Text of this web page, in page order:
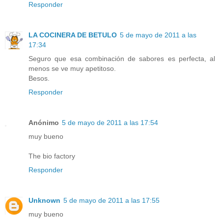
Responder
LA COCINERA DE BETULO 5 de mayo de 2011 a las
17:34
Seguro que esa combinación de sabores es perfecta, al
menos se ve muy apetitoso.
Besos.
Responder
Anónimo 5 de mayo de 2011 a las 17:54
muy bueno
The bio factory
Responder
Unknown 5 de mayo de 2011 a las 17:55
muy bueno